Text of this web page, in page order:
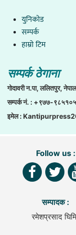
युनिकाेड
सम्पर्क
हाम्राे टिम
सम्पर्क ठेगाना
गाेदावरी न.पा, ललितपुर, नेपाल
सम्पर्क नं. : +९७७-
इमेल :
Follow us :
सम्पादक :
रमेशप्रसाद